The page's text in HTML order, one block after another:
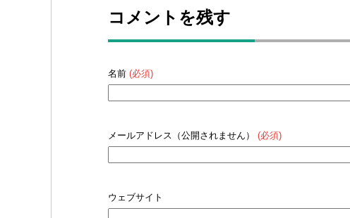
コメントを残す
名前 (必須)
メールアドレス（公開されません） (必須)
ウェブサイト